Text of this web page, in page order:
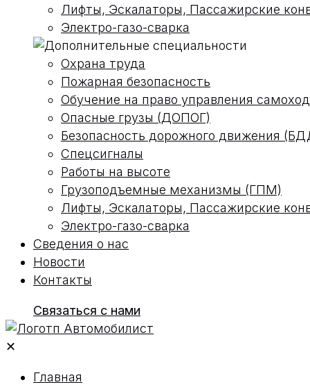
Лифты, Эскалаторы, Пассажирские
Электро-газо-сварка
Охрана труда
Пожарная безопасность
Обучение на право управления
Опасные грузы (ДОПОГ)
Безопасность дорожного движения
Спецсигналы
Работы на высоте
Грузоподъемные механизмы (ГПМ)
Лифты, Эскалаторы, Пассажирские
Электро-газо-сварка
Сведения о нас
Новости
Контакты
Связаться с нами
✕
Главная